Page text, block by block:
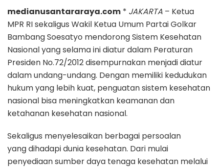
medianusantararaya.com * JAKARTA – Ketua
MPR RI sekaligus Wakil Ketua Umum Partai Golkar
Bambang Soesatyo mendorong Sistem Kesehatan
Nasional yang selama ini diatur dalam Peraturan
Presiden No.72/2012 disempurnakan menjadi diatur
dalam undang-undang. Dengan memiliki kedudukan
hukum yang lebih kuat, penguatan sistem kesehatan
nasional bisa meningkatkan keamanan dan
ketahanan kesehatan nasional.
Sekaligus menyelesaikan berbagai persoalan
yang dihadapi dunia kesehatan. Dari mulai
penyediaan sumber daya tenaga kesehatan melalui